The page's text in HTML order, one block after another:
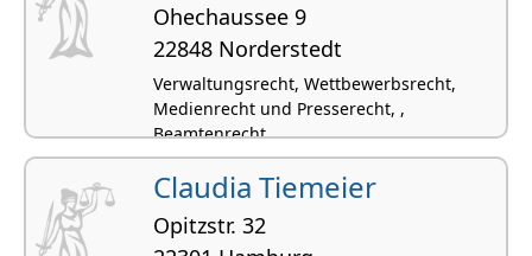
Ohechaussee 9
22848 Norderstedt
Verwaltungsrecht, Wettbewerbsrecht,
Medienrecht und Presserecht, ,
Beamtenrecht
Claudia Tiemeier
Opitzstr. 32